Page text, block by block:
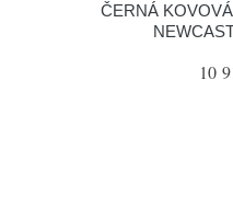
ČERNÁ
10